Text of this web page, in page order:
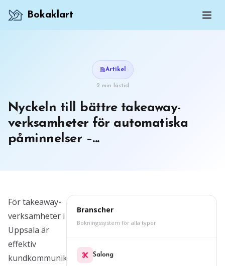
Bokaklart
Artikel
2 min lästid
Nyckeln till bättre takeaway-
verksamheter för automatiska
påminnelser –...
För takeaway-
verksamheter i
Uppsala är
effektiv
kundkommunikation
Branscher
Bokningssystem för alla typer
Salong